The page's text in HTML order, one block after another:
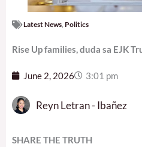
Latest News Politics
Rise Up families, duda sa EJK
June 2, 2026 3:01 pm
Reyn Letran - Ibañez
SHARE THE TRUTH